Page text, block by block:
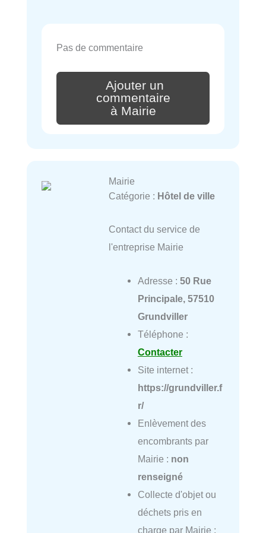
Pas de commentaire
Ajouter un
commentaire
à Mairie
Mairie
Catégorie : Hôtel de ville
Contact du service de
l'entreprise Mairie
Adresse : 50 Rue
Principale, 57510
Grundviller
Téléphone :
Contacter
Site internet :
https://grundviller.f
r/
Enlèvement des
encombrants par
Mairie : non
renseigné
Collecte d'objet ou
déchets pris en
charge par Mairie :